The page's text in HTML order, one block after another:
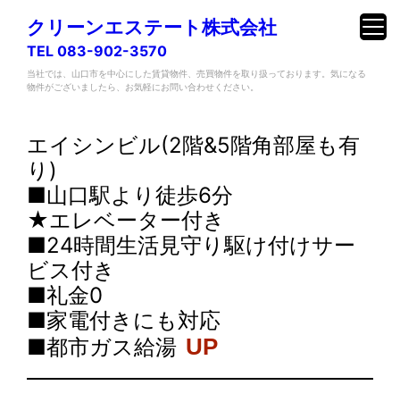
クリーンエステート株式会社
TEL 083-902-3570
当社では、山口市を中心にした賃貸物件、売買物件を取り扱っております。気になる
物件がございましたら、お気軽にお問い合わせください。
エイシンビル(2階&5階角部屋も有
り)
■山口駅より徒歩6分
★エレベーター付き
■24時間生活見守り駆け付けサー
ビス付き
■礼金0
■家電付きにも対応
■都市ガス給湯 UP